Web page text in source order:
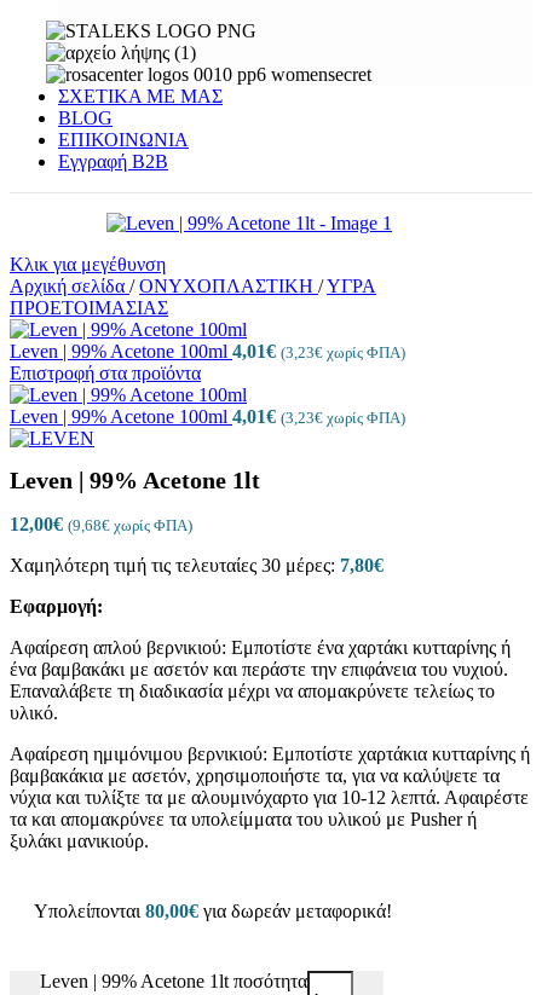
ΣΧΕΤΙΚΑ ΜΕ ΜΑΣ
BLOG
ΕΠΙΚΟΙΝΩΝΙΑ
Εγγραφή Β2Β
Κλικ για μεγέθυνση
Αρχική σελίδα / ΟΝΥΧΟΠΛΑΣΤΙΚΗ /ΥΓΡΑ
ΠΡΟΕΤΟΙΜΑΣΙΑΣ
Leven | 99% Acetone 100ml 4,01€ (3,23€ χωρίς ΦΠΑ)
Επιστροφή στα προϊόντα
Leven | 99% Acetone 100ml 4,01€ (3,23€ χωρίς ΦΠΑ)
Leven | 99% Acetone 1lt
12,00€ (9,68€ χωρίς ΦΠΑ)
Χαμηλότερη τιμή τις τελευταίες 30 μέρες: 7,80€
Εφαρμογή:
Αφαίρεση απλού βερνικιού: Εμποτίστε ένα χαρτάκι κυτταρίνης ή
ένα βαμβακάκι με ασετόν και περάστε την επιφάνεια του νυχιού.
Επαναλάβετε τη διαδικασία μέχρι να απομακρύνετε τελείως το
υλικό.
Αφαίρεση ημιμόνιμου βερνικιού: Εμποτίστε χαρτάκια κυτταρίνης ή
βαμβακάκια με ασετόν, χρησιμοποιήστε τα, για να καλύψετε τα
νύχια και τυλίξτε τα με αλουμινόχαρτο για 10-12 λεπτά. Αφαιρέστε
τα και απομακρύνεε τα υπολείμματα του υλικού με Pusher ή
ξυλάκι μανικιούρ.
Υπολείπονται 80,00€ για δωρεάν μεταφορικά!
Leven | 99% Acetone 1lt ποσότητα